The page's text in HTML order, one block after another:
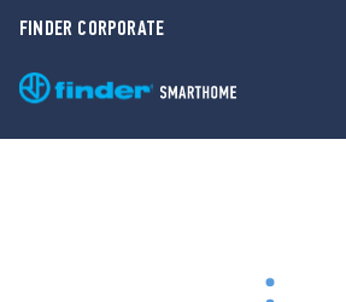
FINDER CORPORATE